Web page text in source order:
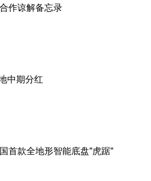
作谅解备忘录
中期分红
首款全地形智能底盘"虎踞"